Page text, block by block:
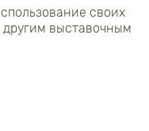
своих
выставочным